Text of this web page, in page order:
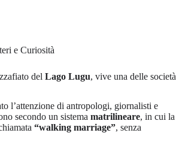
e Curiosità
del Lago Lugu, vive una delle società
l’attenzione di antropologi, giornalisti e
secondo un sistema matrilineare, in cui la
“walking marriage”, senza